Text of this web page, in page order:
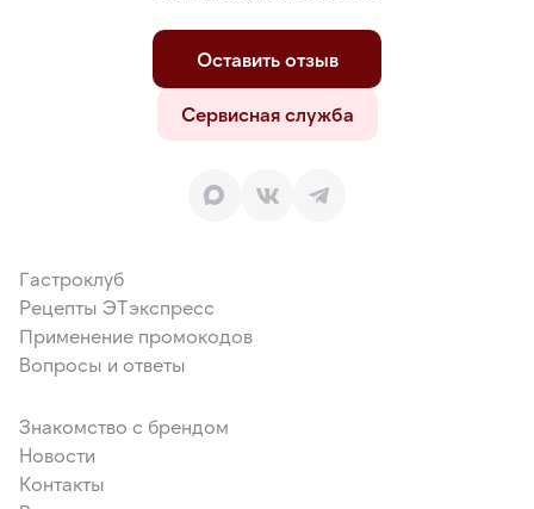
Оставить отзыв
Сервисная служба
Гастроклуб
Рецепты ЭТэкспресс
Применение промокодов
Вопросы и ответы
Знакомство с брендом
Новости
Контакты